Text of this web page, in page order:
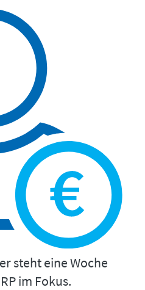
steht eine Woche
im Fokus.